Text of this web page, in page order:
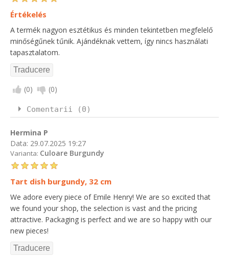
Értékelés
A termék nagyon esztétikus és minden tekintetben megfelelő
minőségűnek tűnik. Ajándéknak vettem, így nincs használati
tapasztalatom.
(0) (0)
Comentarii (0)
Hermina P
Data: 29.07.2025 19:27
Varianta: Culoare Burgundy
Tart dish burgundy, 32 cm
We adore every piece of Emile Henry! We are so excited that
we found your shop, the selection is vast and the pricing
attractive. Packaging is perfect and we are so happy with our
new pieces!